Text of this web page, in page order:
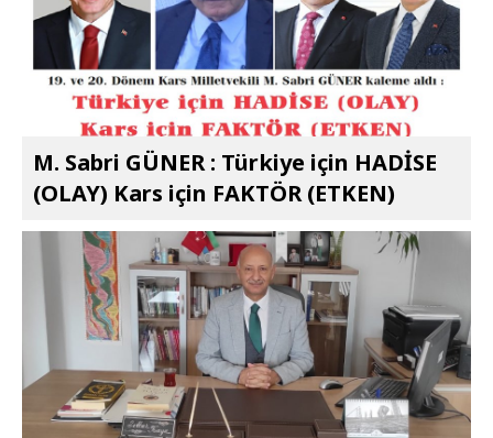
M. Sabri GÜNER : Türkiye için HADİSE
(OLAY) Kars için FAKTÖR (ETKEN)